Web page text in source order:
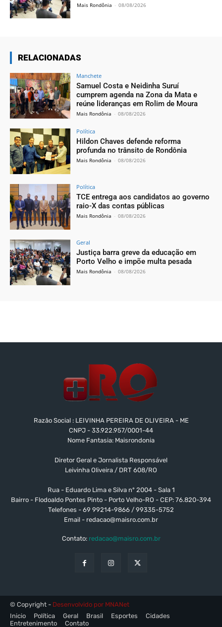
Mais Rondônia - 08/08/2026
RELACIONADAS
Manchete
Samuel Costa e Neidinha Suruí
cumprem agenda na Zona da Mata e
reúne lideranças em Rolim de Moura
Mais Rondônia - 08/08/2026
Política
Hildon Chaves defende reforma
profunda no trânsito de Rondônia
Mais Rondônia - 08/08/2026
Política
TCE entrega aos candidatos ao governo
raio-X das contas públicas
Mais Rondônia - 08/08/2026
Geral
Justiça barra greve da educação em
Porto Velho e impõe multa pesada
Mais Rondônia - 08/08/2026
Razão Social : LEIVINHA PEREIRA DE OLIVEIRA - ME
CNPJ - 33.922.957/0001-44
Nome Fantasia: Maisrondonia
Diretor Geral e Jornalista Responsável
Leivinha Oliveira / DRT 608/RO
Rua - Eduardo Lima e Silva nº 2004 - Sala 1
Bairro - Flodoaldo Pontes Pinto - Porto Velho-RO - CEP: 76.820-394
Telefones - 69 99214-9866 / 99335-5752
Email - redacao@maisro.com.br
Contato: redacao@maisro.com.br
© Copyright - Desenvolvido por MNANet
Inicio
Política Geral Brasil Esportes
Cidades
Entretenimento
Contato